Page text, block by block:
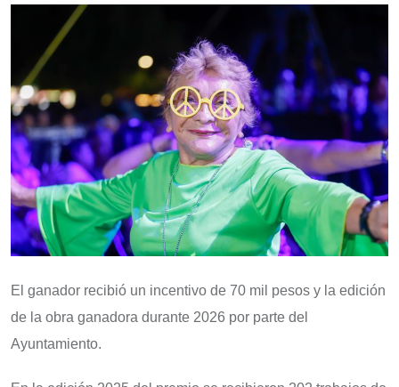
El ganador recibió un incentivo de 70 mil pesos y la edición
de la obra ganadora durante 2026 por parte del
Ayuntamiento.